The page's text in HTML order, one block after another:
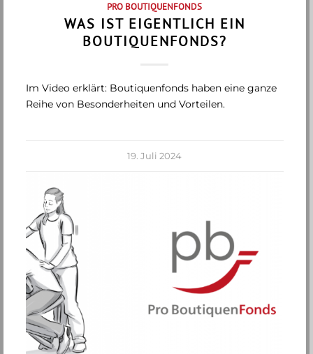
PRO BOUTIQUENFONDS
WAS IST EIGENTLICH EIN
BOUTIQUENFONDS?
Im Video erklärt: Boutiquenfonds haben eine ganze
Reihe von Besonderheiten und Vorteilen.
19. Juli 2024